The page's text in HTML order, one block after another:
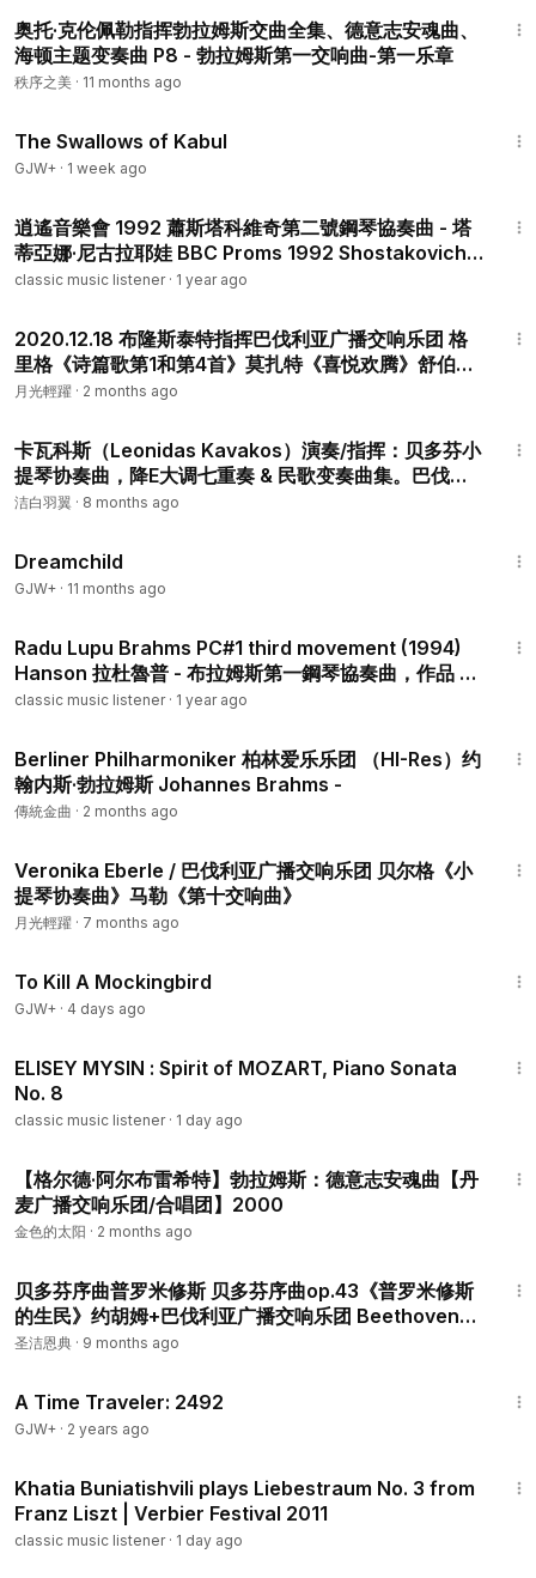
之間的經過音，以及各部分之間的旋律和聲音連接的基礎。
The passage is a perfect example of how Schumann often
materials of first violins, challenging for the insieme, but also
for the intonation and the "balance".
料的附加“光”，這對合奏提出了挑戰，也對音調和“平衡”提出了
挑戰。
In the second excerpt from the Adagio, this phrase given to
most suggestive and at the same time delicate passages of
the whole movement.
在慢板的第二段中，這個樂句由長笛與雙簧管以八度齊奏，是整
Provided to YouTube by Andrea Oliva flutist
由長笛演奏家 Andrea Oliva 提供給 YouTube
奥托·克伦佩勒指挥勃拉姆斯交曲全集、德意志安魂曲、
海顿主题变奏曲 P8 - 勃拉姆斯第一交响曲-第一乐章
秩序之美 · 11 months ago
The Swallows of Kabul
GJW+ · 1 week ago
逍遙音樂會 1992 蕭斯塔科維奇第二號鋼琴協奏曲 - 塔
蒂亞娜·尼古拉耶娃 BBC Proms 1992 Shostakovich
Piano Concerto No. 2 - Tatiana NikolayevaBBC
classic music listener· 1 year ago
2020.12.18 布隆斯泰特指挥巴伐利亚广播交响乐团 格
里格《诗篇歌第1和第4首》莫扎特《喜悦欢腾》舒伯特
《第八交响曲》 P1 - Chor und Symphonieorchester
- BR
月光輕躍 · 2 months ago
卡瓦科斯（Leonidas Kavakos）演奏/指挥：贝多芬小
提琴协奏曲，降E大调七重奏 & 民歌变奏曲集。巴伐利
亚广播交响乐团 P5 - - No. 2, Bonny Laddie,
洁白羽翼 · 8 months ago
Dreamchild
GJW+ · 11 months ago
Radu Lupu Brahms PC#1 third movement (1994)
Hanson 拉杜魯普 - 布拉姆斯第一鋼琴協奏曲，作品 15
僅第三樂章 (1994) 漢森
classic music listener· 1 year ago
Berliner Philharmoniker 柏林爱乐乐团 （HI-Res）约
翰内斯·勃拉姆斯 Johannes Brahms -
傳統金曲 · 2 months ago
Veronika Eberle / 巴伐利亚广播交响乐团 贝尔格《小
提琴协奏曲》马勒《第十交响曲》
月光輕躍 · 7 months ago
To Kill A Mockingbird
GJW+ · 4 days ago
ELISEY MYSIN : Spirit of MOZART, Piano Sonata
No. 8
classic music listener· 1 day ago
【格尔德·阿尔布雷希特】勃拉姆斯：德意志安魂曲【丹
麦广播交响乐团/合唱团】2000
金色的太阳 · 2 months ago
贝多芬序曲普罗米修斯 贝多芬序曲op.43《普罗米修斯
的生民》约胡姆+巴伐利亚广播交响乐团 Beethoven
The Creatures of Prometheus
圣洁恩典 · 9 months ago
A Time Traveler: 2492
GJW+ · 2 years ago
Khatia Buniatishvili plays Liebestraum No. 3 from
Franz Liszt | Verbier Festival 2011
classic music listener· 1 day ago